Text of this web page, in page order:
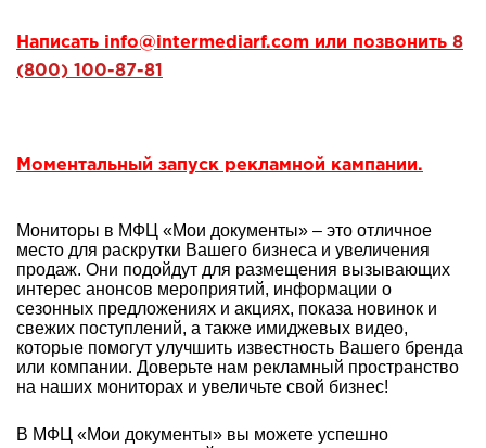
Написать info@intermediarf.com или позвонить 8
(800) 100-87-81
Моментальный запуск рекламной кампании.
Мониторы в МФЦ «Мои документы» – это отличное
место для раскрутки Вашего бизнеса и увеличения
продаж. Они подойдут для размещения вызывающих
интерес анонсов мероприятий, информации о
сезонных предложениях и акциях, показа новинок и
свежих поступлений, а также имиджевых видео,
которые помогут улучшить известность Вашего бренда
или компании. Доверьте нам рекламный пространство
на наших мониторах и увеличьте свой бизнес!
В МФЦ «Мои документы» вы можете успешно